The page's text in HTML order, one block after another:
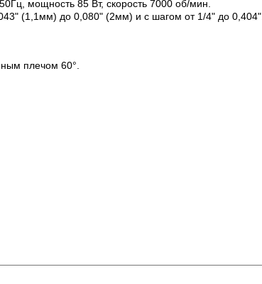
мощность 85 Вт, скорость 7000 об/мин.
(1,1мм) до 0,080" (2мм) и с шагом от 1/4" до 0,404".
плечом 60°.